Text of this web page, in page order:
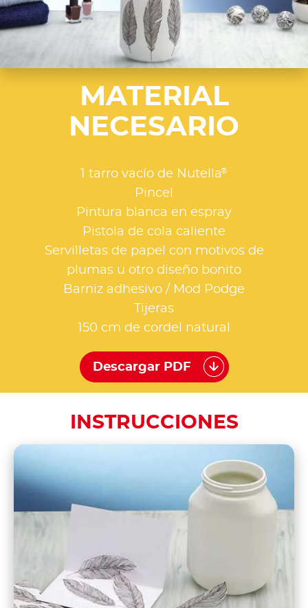
MATERIAL
NECESARIO
1 tarro vacío de Nutella®
Pincel
Pintura blanca en espray
Pistola de cola caliente
Servilletas de papel con motivos de
plumas u otro diseño bonito
Barniz adhesivo / Mod Podge
Tijeras
150 cm de cordel natural
Descargar PDF
INSTRUCCIONES